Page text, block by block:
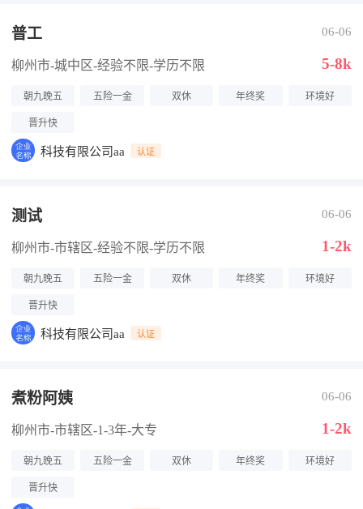
普工 06-06
柳州市-城中区-经验不限-学历不限 5-8k
朝九晚五 五险一金 双休 年终奖 环境好
晋升快
科技有限公司aa 认证
测试 06-06
柳州市-市辖区-经验不限-学历不限 1-2k
朝九晚五 五险一金 双休 年终奖 环境好
晋升快
科技有限公司aa 认证
煮粉阿姨 06-06
柳州市-市辖区-1-3年-大专 1-2k
朝九晚五 五险一金 双休 年终奖 环境好
晋升快